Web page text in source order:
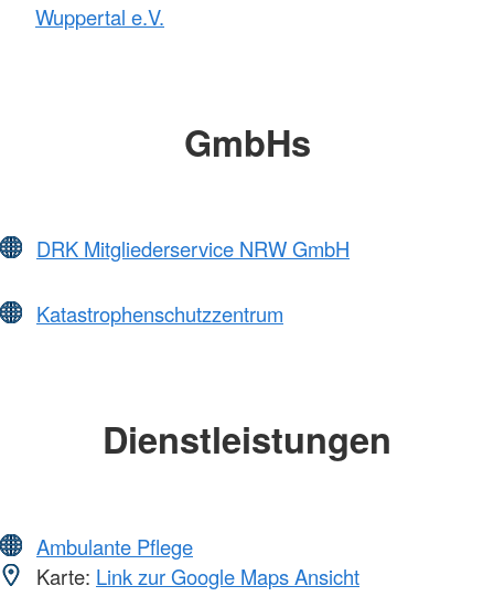
Wuppertal e.V.
GmbHs
DRK Mitgliederservice NRW GmbH
Katastrophenschutzzentrum
Dienstleistungen
Ambulante Pflege
Karte: Link zur Google Maps Ansicht